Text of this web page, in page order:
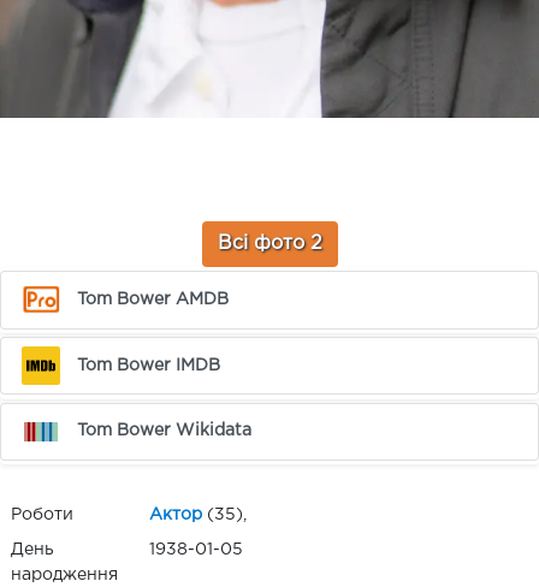
Всі фото 2
Tom Bower AMDB
Tom Bower IMDB
Tom Bower Wikidata
Роботи Актор (35),
День
народження
1938-01-05